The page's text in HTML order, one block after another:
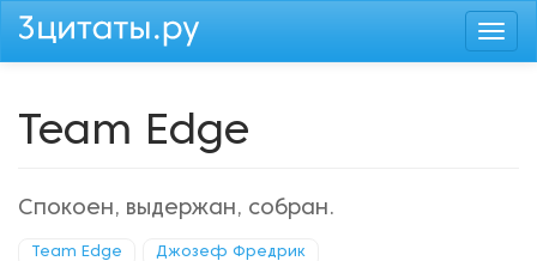
Перейти
Team Edge
Спокоен, выдержан, собран.
Team Edge Джозеф Фредрик